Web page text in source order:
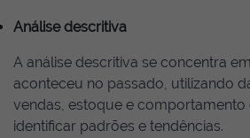
Análise descritiva
A análise descritiva se concentra
aconteceu no passado, utilizando
vendas, estoque e comportamento
identificar padrões e tendências.